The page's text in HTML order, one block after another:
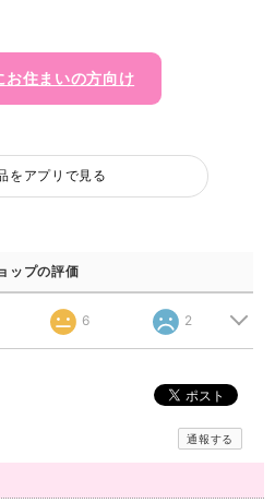
お住まいの方向け
をアプリで見る
ップの評価
6 2
通報する